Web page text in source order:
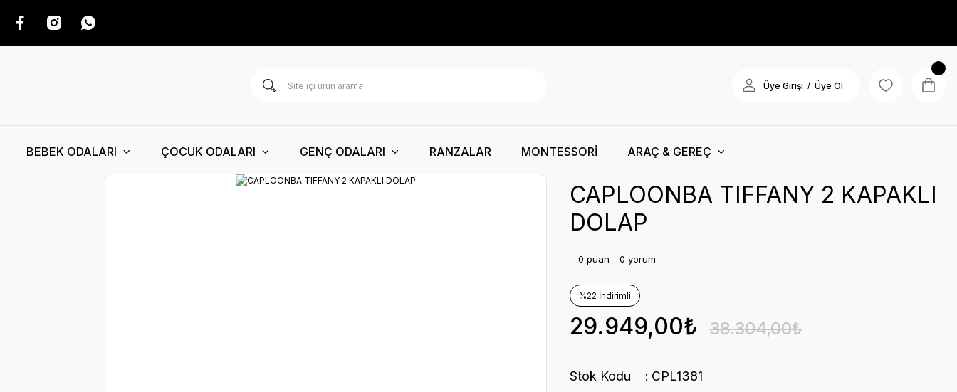
Üye Girişi / Üye Ol
BEBEK ODALARI ÇOCUK ODALARI GENÇ ODALARI RANZALAR MONTESSORİ ARAÇ & GEREÇ
CAPLOONBA TIFFANY 2 KAPAKLI
DOLAP
0 puan - 0 yorum
%22 İndirimli
29.949,00₺ 38.304,00₺
Stok Kodu
CPL1381